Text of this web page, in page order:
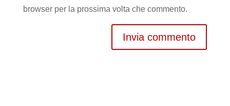
browser per la prossima volta che commento.